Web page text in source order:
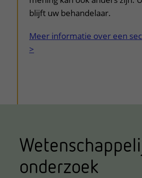
blijft uw behandelaar.
Meer informatie over een
>
onderzoek